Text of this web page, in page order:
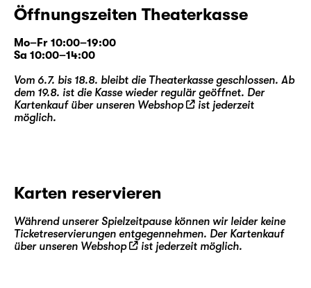
Öffnungszeiten Theaterkasse
Mo–Fr 10:00–19:00
Sa 10:00–14:00
Vom 6.7. bis 18.8. bleibt die Theaterkasse geschlossen. Ab
dem 19.8. ist die Kasse wieder regulär geöffnet. Der
Kartenkauf über unseren Webshop
ist jederzeit
möglich.
Karten reservieren
Während unserer Spielzeitpause können wir leider keine
Ticketreservierungen entgegennehmen. Der Kartenkauf
über unseren Webshop ist jederzeit möglich.